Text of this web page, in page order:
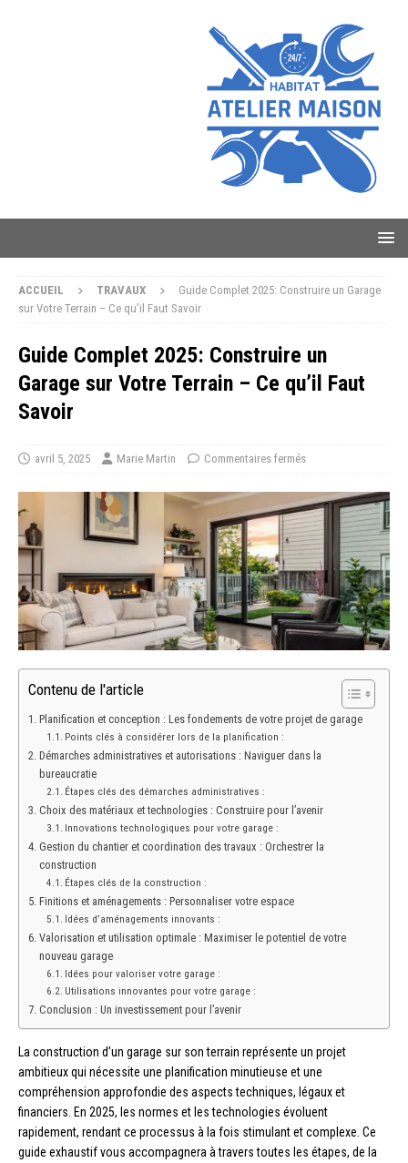
ACCUEIL TRAVAUX
Guide Complet 2025: Construire un Garage
sur Votre Terrain – Ce qu’il Faut Savoir
Guide Complet 2025: Construire un
Garage sur Votre Terrain – Ce qu’il Faut
Savoir
avril 5, 2025 Marie Martin Commentaires fermés
Contenu de l'article
Planification et conception : Les fondements de votre projet de garage
Points clés à considérer lors de la planification :
Démarches administratives et autorisations : Naviguer dans la
bureaucratie
Étapes clés des démarches administratives :
Choix des matériaux et technologies : Construire pour l’avenir
Innovations technologiques pour votre garage :
Gestion du chantier et coordination des travaux : Orchestrer la
construction
Étapes clés de la construction :
Finitions et aménagements : Personnaliser votre espace
Idées d’aménagements innovants :
Valorisation et utilisation optimale : Maximiser le potentiel de votre
nouveau garage
Idées pour valoriser votre garage :
Utilisations innovantes pour votre garage :
Conclusion : Un investissement pour l’avenir
La construction d’un garage sur son terrain représente un projet
ambitieux qui nécessite une planification minutieuse et une
compréhension approfondie des aspects techniques, légaux et
financiers. En 2025, les normes et les technologies évoluent
rapidement, rendant ce processus à la fois stimulant et complexe. Ce
guide exhaustif vous accompagnera à travers toutes les étapes, de la